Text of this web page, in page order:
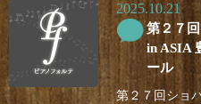
2025.10.21
第２７
in ASIA
ール
第２７回ショ